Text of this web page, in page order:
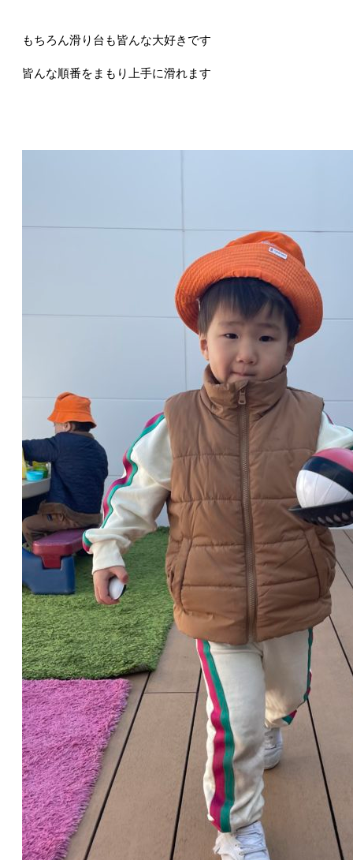
もちろん滑り台も皆んな大好きです
皆んな順番をまもり上手に滑れます